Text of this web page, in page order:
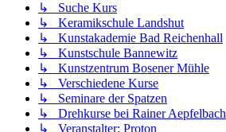
↳ Suche Kurs
↳ Keramikschule Landshut
↳ Kunstakademie Bad Reichenhall
↳ Kunstschule Bannewitz
↳ Kunstzentrum Bosener Mühle
↳ Verschiedene Kurse
↳ Seminare der Spatzen
↳ Drehkurse bei Rainer Aepfelbach
↳ Veranstalter: Proton